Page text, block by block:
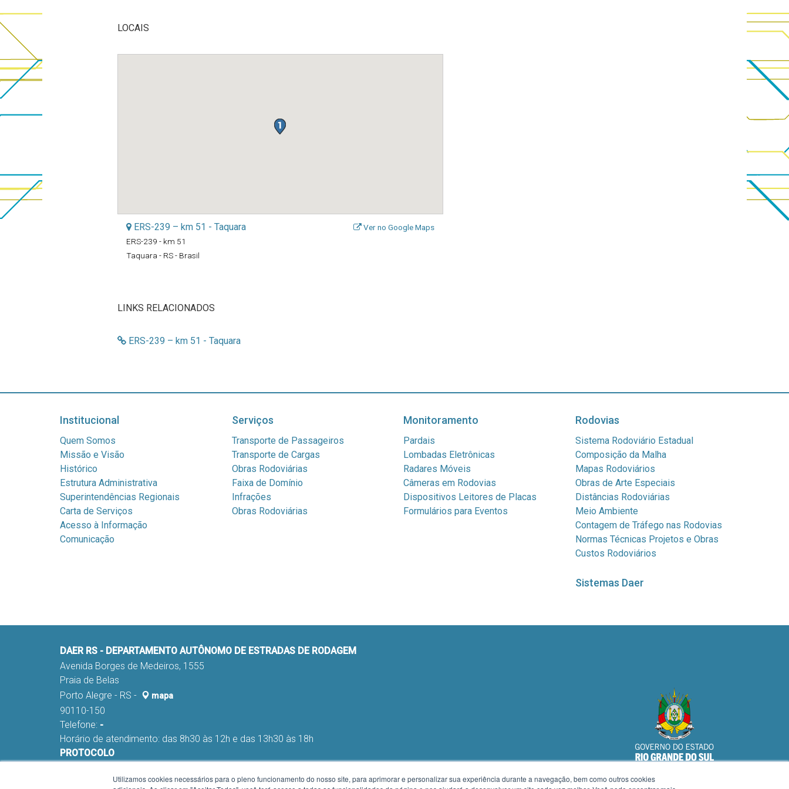
LOCAIS
ERS-239 – km 51 - Taquara
ERS-239 - km 51
Taquara - RS - Brasil
Ver no Google Maps
LINKS RELACIONADOS
ERS-239 – km 51 - Taquara
Institucional
Quem Somos
Missão e Visão
Histórico
Estrutura Administrativa
Superintendências Regionais
Carta de Serviços
Acesso à Informação
Comunicação
Serviços
Transporte de Passageiros
Transporte de Cargas
Obras Rodoviárias
Faixa de Domínio
Infrações
Obras Rodoviárias
Monitoramento
Pardais
Lombadas Eletrônicas
Radares Móveis
Câmeras em Rodovias
Dispositivos Leitores de Placas
Formulários para Eventos
Rodovias
Sistema Rodoviário Estadual
Composição da Malha
Mapas Rodoviários
Obras de Arte Especiais
Distâncias Rodoviárias
Meio Ambiente
Contagem de Tráfego nas Rodovias
Normas Técnicas Projetos e Obras
Custos Rodoviários
Sistemas Daer
DAER RS - DEPARTAMENTO AUTÔNOMO DE ESTRADAS DE RODAGEM
Avenida Borges de Medeiros, 1555
Praia de Belas
Porto Alegre - RS -
mapa
90110-150
Telefone: -
Horário de atendimento: das 8h30 às 12h e das 13h30 às 18h
PROTOCOLO
nca-proa@daer.rs.gov.br
Utilizamos cookies necessários para o pleno funcionamento do nosso site, para aprimorar e personalizar sua experiência durante a navegação, bem como outros cookies